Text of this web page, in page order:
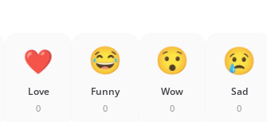
Love
0
Funny
0
Wow
0
Sad
0